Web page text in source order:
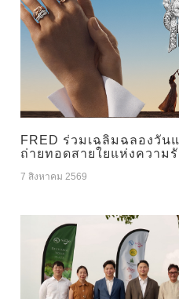
FRED ร่วมเฉลิมฉลองวัน
ถ่ายทอดสายใยแห่งความ
7 สิงหาคม 2569